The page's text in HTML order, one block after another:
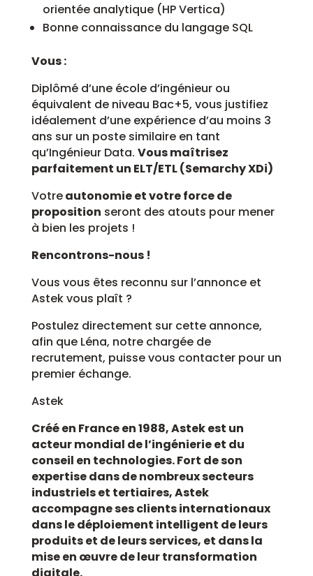
orientée analytique (HP Vertica)
Bonne connaissance du langage SQL
Vous :
Diplômé d’une école d’ingénieur ou
équivalent de niveau Bac+5, vous justifiez
idéalement d’une expérience d’au moins 3
ans sur un poste similaire en tant
qu’Ingénieur Data. Vous maîtrisez
parfaitement un ELT/ETL (Semarchy XDi)
Votreautonomie et votre force de
proposition seront des atouts pour mener
à bien les projets !
Rencontrons-nous !
Vous vous êtes reconnu sur l’annonce et
Astek vous plaît ?
Postulez directement sur cette annonce,
afin que Léna, notre chargée de
recrutement, puisse vous contacter pour un
premier échange.
Astek
Créé en France en 1988, Astek est un
acteur mondial de l’ingénierie et du
conseil en technologies. Fort de son
expertise dans de nombreux secteurs
industriels et tertiaires, Astek
accompagne ses clients internationaux
dans le déploiement intelligent de leurs
produits et de leurs services, et dans la
mise en œuvre de leur transformation
digitale.